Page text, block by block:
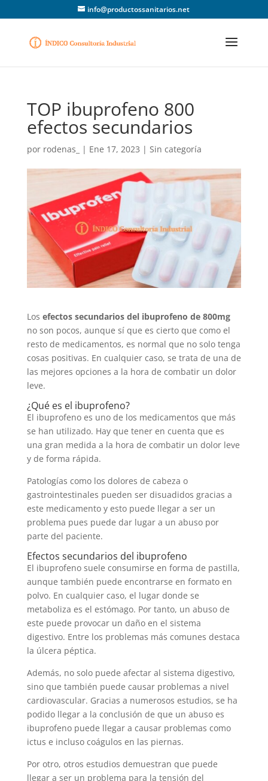
info@productossanitarios.net
TOP ibuprofeno 800
efectos secundarios
por rodenas_ | Ene 17, 2023 | Sin categoría
Los efectos secundarios del ibuprofeno de 800mg
no son pocos, aunque sí que es cierto que como el
resto de medicamentos, es normal que no solo tenga
cosas positivas. En cualquier caso, se trata de una de
las mejores opciones a la hora de combatir un dolor
leve.
¿Qué es el ibuprofeno?
El ibuprofeno es uno de los medicamentos que más
se han utilizado. Hay que tener en cuenta que es
una gran medida a la hora de combatir un dolor leve
y de forma rápida.
Patologías como los dolores de cabeza o
gastrointestinales pueden ser disuadidos gracias a
este medicamento y esto puede llegar a ser un
problema pues puede dar lugar a un abuso por
parte del paciente.
Efectos secundarios del ibuprofeno
El ibuprofeno suele consumirse en forma de pastilla,
aunque también puede encontrarse en formato en
polvo. En cualquier caso, el lugar donde se
metaboliza es el estómago. Por tanto, un abuso de
este puede provocar un daño en el sistema
digestivo. Entre los problemas más comunes destaca
la úlcera péptica.
Además, no solo puede afectar al sistema digestivo,
sino que también puede causar problemas a nivel
cardiovascular. Gracias a numerosos estudios, se ha
podido llegar a la conclusión de que un abuso es
ibuprofeno puede llegar a causar problemas como
ictus e incluso coágulos en las piernas.
Por otro, otros estudios demuestran que puede
llegar a ser un problema para la tensión del